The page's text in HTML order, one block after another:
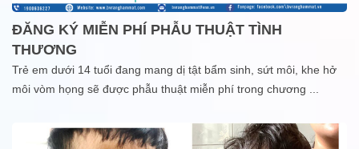
ĐĂNG KÝ MIỄN PHÍ PHẪU THUẬT TÌNH
THƯƠNG
Trẻ em dưới 14 tuổi đang mang dị tật bẩm sinh, sứt môi, khe hở
môi vòm họng sẽ được phẫu thuật miễn phí trong chương